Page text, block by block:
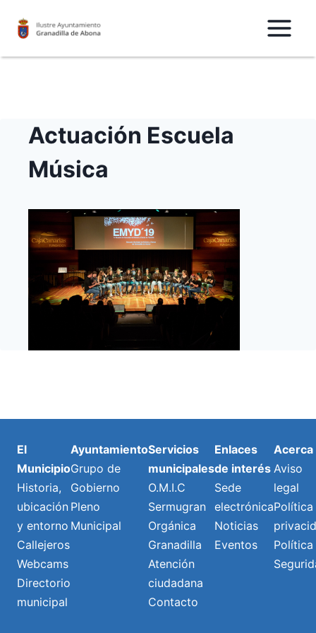
Actuación Escuela
Música
El
Municipio
Historia,
ubicación
y entorno
Callejeros
Webcams
Directorio
municipal
Ayuntamiento
Grupo de
Gobierno
Pleno
Municipal
Servicios
municipales
O.M.I.C
Sermugran
Orgánica
Granadilla
Atención
ciudadana
Contacto
Enlaces
de interés
Sede
electrónica
Noticias
Eventos
Acerca
Aviso
legal
Política
Política